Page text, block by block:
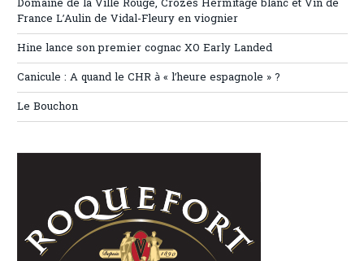
Domaine de la Ville Rouge, Crozes Hermitage blanc et Vin de
France L’Aulin de Vidal-Fleury en viognier
Hine lance son premier cognac XO Early Landed
Canicule : A quand le CHR à « l’heure espagnole » ?
Le Bouchon